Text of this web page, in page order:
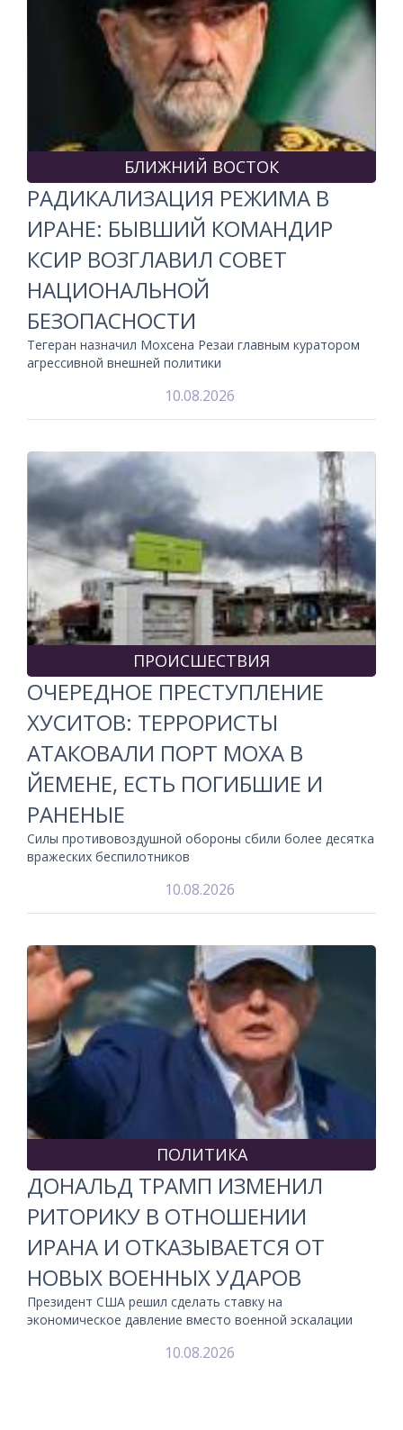
БЛИЖНИЙ ВОСТОК
РАДИКАЛИЗАЦИЯ РЕЖИМА В
ИРАНЕ: БЫВШИЙ КОМАНДИР
КСИР ВОЗГЛАВИЛ СОВЕТ
НАЦИОНАЛЬНОЙ
БЕЗОПАСНОСТИ
Тегеран назначил Мохсена Резаи главным куратором
агрессивной внешней политики
10.08.2026
ПРОИСШЕСТВИЯ
ОЧЕРЕДНОЕ ПРЕСТУПЛЕНИЕ
ХУСИТОВ: ТЕРРОРИСТЫ
АТАКОВАЛИ ПОРТ МОХА В
ЙЕМЕНЕ, ЕСТЬ ПОГИБШИЕ И
РАНЕНЫЕ
Силы противовоздушной обороны сбили более десятка
вражеских беспилотников
10.08.2026
ПОЛИТИКА
ДОНАЛЬД ТРАМП ИЗМЕНИЛ
РИТОРИКУ В ОТНОШЕНИИ
ИРАНА И ОТКАЗЫВАЕТСЯ ОТ
НОВЫХ ВОЕННЫХ УДАРОВ
Президент США решил сделать ставку на
экономическое давление вместо военной эскалации
10.08.2026